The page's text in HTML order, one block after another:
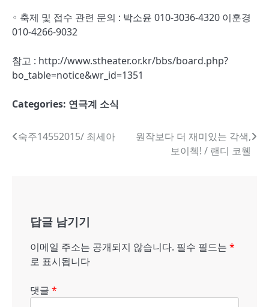
◦ 축제 및 접수 관련 문의 : 박소윤 010-3036-4320 이훈경
010-4266-9032
참고 : http://www.stheater.or.kr/bbs/board.php?
bo_table=notice&wr_id=1351
Categories: 연극계 소식
글숙주14552015/ 최세아
원작보다 더 재미있는 각색,
보이첵! / 랜디 코웰
답글 남기기
이메일 주소는 공개되지 않습니다. 필수 필드는 *
로 표시됩니다
댓글 *